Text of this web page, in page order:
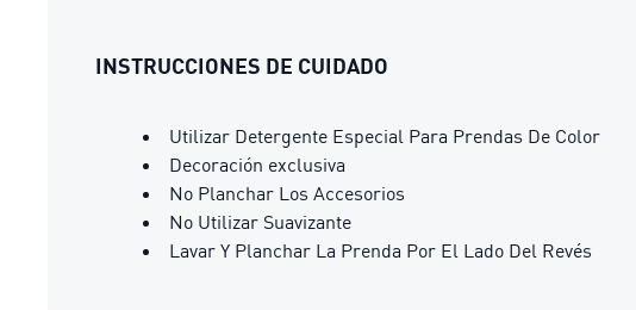
INSTRUCCIONES DE CUIDADO
Utilizar Detergente Especial Para Prendas De Color
Decoración exclusiva
No Planchar Los Accesorios
No Utilizar Suavizante
Lavar Y Planchar La Prenda Por El Lado Del Revés